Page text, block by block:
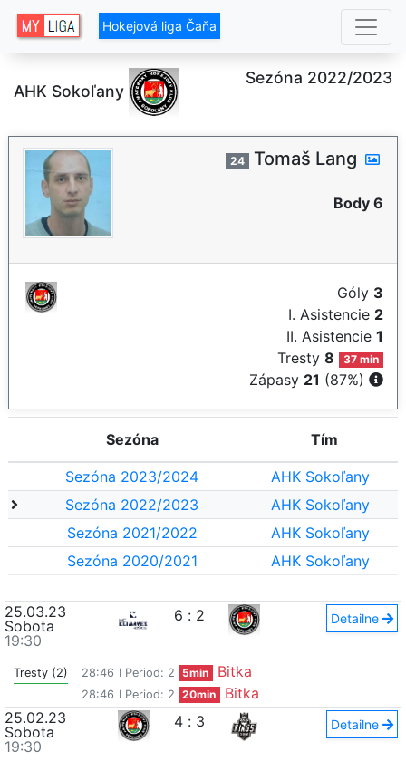
Hokejová liga Čaňa
AHK Sokoľany
Sezóna 2022/2023
24 Tomaš Lang
Body 6
Góly 3
I. Asistencie 2
II. Asistencie 1
Tresty8 37 min
Zápasy 21 (87%)
Sezóna Tím
Sezóna 2023/2024
AHK Sokoľany
Sezóna 2022/2023
AHK Sokoľany
Sezóna 2021/2022
AHK Sokoľany
Sezóna 2020/2021
AHK Sokoľany
25.03.23
Sobota
19:30
6 : 2 Detailne
Tresty (2) 28:46 I Period: 2 5min Bitka
28:46 I Period: 2 20min
Bitka
25.02.23
Sobota
19:30
4 : 3 Detailne